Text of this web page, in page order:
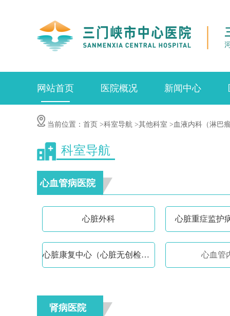
网站首页 医院概况 新闻中心
当前位置： 首页 >科室导航 >其他科室 >血液内科（淋巴
科室导航
心血管病医院
心脏外科 心脏重症监护
心脏康复中心（心脏无创检查室） 心血管
肾病医院